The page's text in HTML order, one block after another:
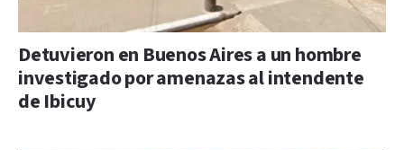
Detuvieron en Buenos Aires a un hombre
investigado por amenazas al intendente
de Ibicuy